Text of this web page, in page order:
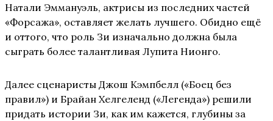
Натали Эммануэль, актрисы из последних частей
«Форсажа», оставляет желать лучшего. Обидно ещё
и оттого, что роль Зи изначально должна была
сыграть более талантливая Лупита Нионго.
Далее сценаристы Джош Кэмпбелл («Боец без
правил») и Брайан Хелгеленд («Легенда») решили
придать истории Зи, как им кажется, глубины за